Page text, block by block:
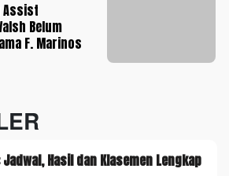
Assist
Belum
F. Marinos
Jadwal, Hasil dan Klasemen Lengkap